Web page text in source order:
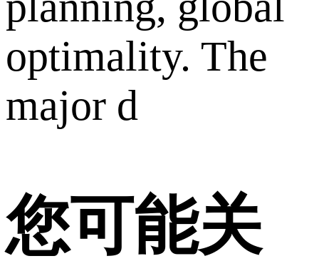
optimality. The
major d
您可能关